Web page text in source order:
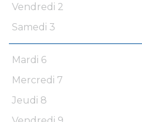
Vendredi 2
Samedi 3
Mardi 6
Mercredi 7
Jeudi 8